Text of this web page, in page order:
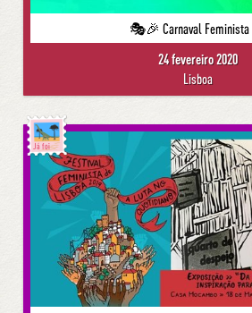
🎭🎉 Carnaval
24 fevereiro 2020
Lisboa
Já foi